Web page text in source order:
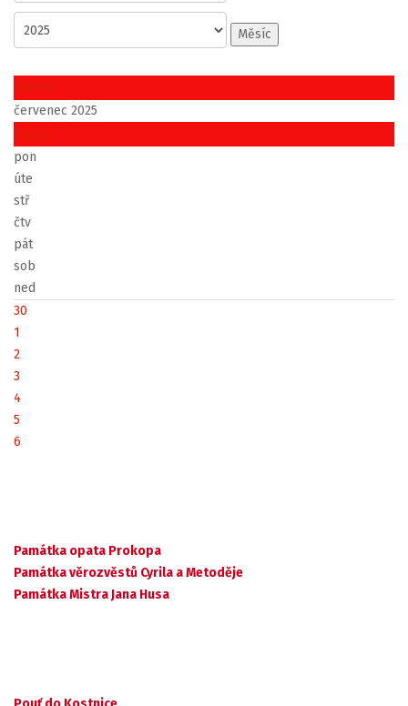
Měsíc
červen
červenec 2025
srpen
pon
úte
stř
čtv
pát
sob
ned
30
1
2
3
4
5
6
Památka opata Prokopa
Památka věrozvěstů Cyrila a Metoděje
Památka Mistra Jana Husa